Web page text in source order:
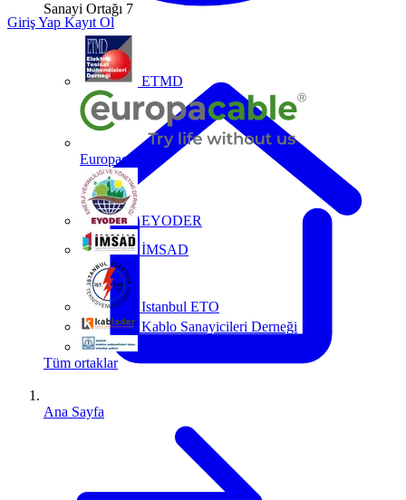
Sanayi Ortağı 7
ETMD
Europacable
EYODER
İMSAD
Istanbul ETO
Kablo Sanayicileri Derneği
Tüm ortaklar
Giriş Yap Kayıt Ol
Ana Sayfa